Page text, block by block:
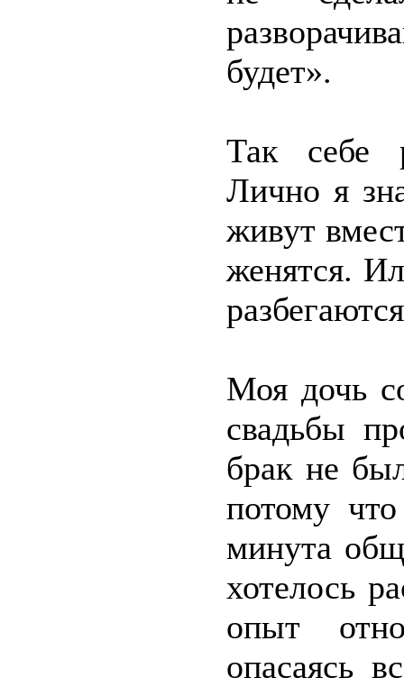
будет».
Так себе
Лично я
живут
женятся.
Моя дочь
свадьбы
брак не
потому
минута
хотелось
опыт
опасаясь